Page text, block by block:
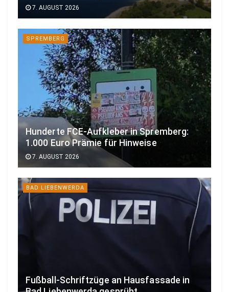
7. AUGUST 2026
SPREMBERG
Hunderte FCE-Aufkleber in Spremberg:
1.000 Euro Prämie für Hinweise
7. AUGUST 2026
BAD LIEBENWERDA
Fußball-Schriftzüge an Hausfassade in